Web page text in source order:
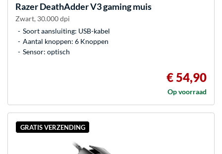
RazerDeathAdder V3 gaming muis
Zwart, 30.000 dpi
Soort aansluiting: USB-kabel
Aantal knoppen: 6 Knoppen
Sensor: optisch
€ 54,90
Op voorraad
GRATIS VERZENDING